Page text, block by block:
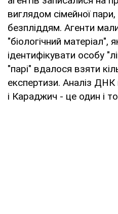
виглядом сімейної
безпліддям. Агенти
"біологічний матеріал",
ідентифікувати особу
"парі" вдалося взяти
експертизи. Аналіз
і Караджич - це один і